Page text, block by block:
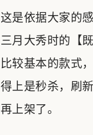
这是依据大家的
三月大秀时的【
比较基本的款式
得上是秒杀，刷
再上架了。